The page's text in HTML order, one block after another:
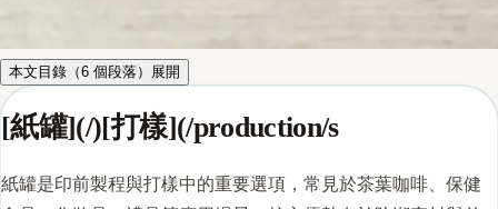
本文目錄（6 個段落） 展開
[紙罐](/)[打樣](/production/s
紙罐是印前製程與打樣中的重要選項，常見於茶葉咖啡、保健